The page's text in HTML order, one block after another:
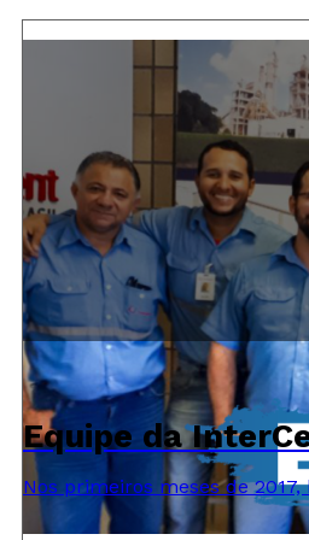
Equipe da
Nos primeiros meses de